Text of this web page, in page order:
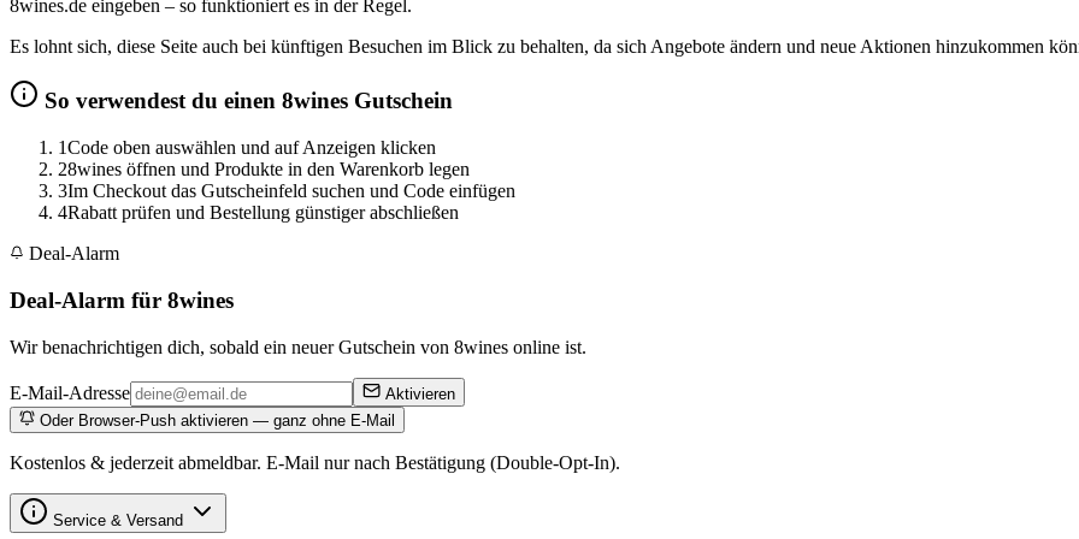
8wines.de eingeben – so funktioniert es in der Regel.
Es lohnt sich, diese Seite auch bei künftigen Besuchen im Blick zu behalten, da sich Angebote ändern und neue Aktionen hinzukommen
So verwendest du einen 8wines Gutschein
1Code oben auswählen und auf Anzeigen klicken
28wines öffnen und Produkte in den Warenkorb legen
3Im Checkout das Gutscheinfeld suchen und Code einfügen
4Rabatt prüfen und Bestellung günstiger abschließen
Deal-Alarm
Deal-Alarm für 8wines
Wir benachrichtigen dich, sobald ein neuer Gutschein von 8wines online ist.
E-Mail-Adresse
Aktivieren
Oder Browser-Push aktivieren — ganz ohne E-Mail
Kostenlos & jederzeit abmeldbar. E-Mail nur nach Bestätigung (Double-Opt-In).
Service & Versand